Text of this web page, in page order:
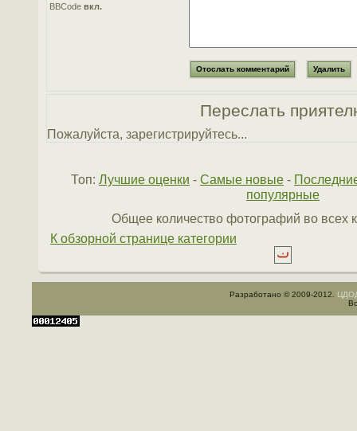
BBCodeвкл.
Переслать
Пожалуйста, зарегистрируйтесь...
Топ: Лучшие оценки - Самые новые -
популярные
Общее количество фотографий во всех
К обзорной странице категории
Разработано © 2009-2012.